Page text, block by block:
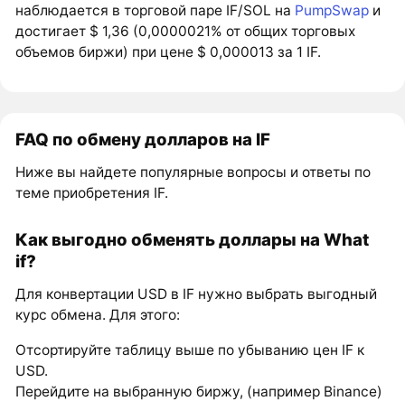
наблюдается в торговой паре IF/SOL на PumpSwap и
достигает $ 1,36 (0,0000021% от общих торговых
объемов биржи) при цене $ 0,000013 за 1 IF.
FAQ по обмену долларов на IF
Ниже вы найдете популярные вопросы и ответы по
теме приобретения IF.
Как выгодно обменять доллары на What
if?
Для конвертации USD в IF нужно выбрать выгодный
курс обмена. Для этого:
Отсортируйте таблицу выше по убыванию цен IF к
USD.
Перейдите на выбранную биржу, (например Binance)